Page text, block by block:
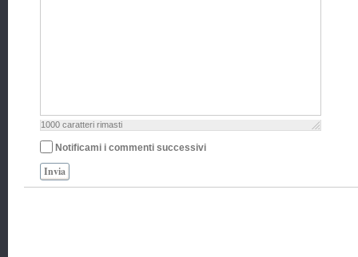
1000 caratteri rimasti
Notificami i commenti successivi
Invia